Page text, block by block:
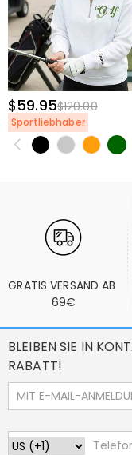
$59.95$120.00
Sportliebhaber
GRATIS VERSAND AB
69€
BLEIBEN SIE IN
RABATT!